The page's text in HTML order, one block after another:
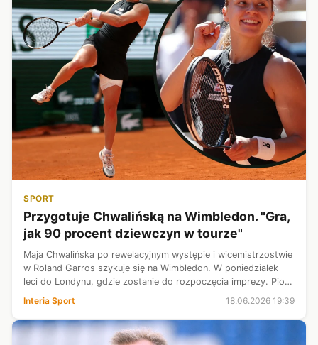
SPORT
Przygotuje Chwalińską na Wimbledon. "Gra,
jak 90 procent dziewczyn w tourze"
Maja Chwalińska po rewelacyjnym występie i wicemistrzostwie
w Roland Garros szykuje się na Wimbledon. W poniedziałek
leci do Londynu, gdzie zostanie do rozpoczęcia imprezy. Piotr
Chwalińska, u...
Interia Sport 18.06.2026 19:39